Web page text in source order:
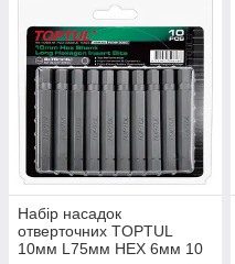
Набір насадок
отверточних TOPTUL
10мм L75мм HEX 6мм 10